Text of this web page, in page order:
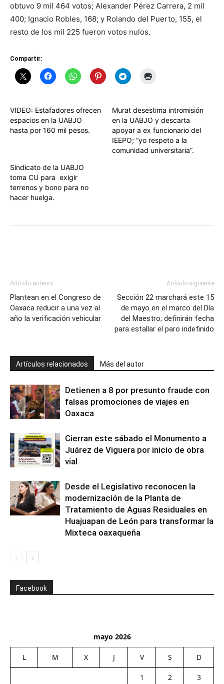
obtuvo 9 mil 464 votos; Alexander Pérez Carrera, 2 mil
400; Ignacio Robles, 168; y Rolando del Puerto, 155, el
resto de los mil 225 fueron votos nulos.
Compartir:
VIDEO: Estafadores ofrecen
espacios en la UABJO
hasta por 160 mil pesos.
Murat desestima intromisión
en la UABJO y descarta
apoyar a ex funcionario del
IEEPO; “yo respeto a la
comunidad universitaria”.
Sindicato de la UABJO
toma CU para exigir
terrenos y bono para no
hacer huelga.
Artículo anterior
Plantean en el Congreso de
Oaxaca reducir a una vez al
año la verificación vehicular
Artículo siguiente
Sección 22 marchará este 15
de mayo en el marco del Día
del Maestro; definirán fecha
para estallar el paro indefinido
Artículos relacionados Más del autor
Detienen a 8 por presunto fraude con
falsas promociones de viajes en
Oaxaca
Cierran este sábado el Monumento a
Juárez de Viguera por inicio de obra
vial
Desde el Legislativo reconocen la
modernización de la Planta de
Tratamiento de Aguas Residuales en
Huajuapan de León para transformar la
Mixteca oaxaqueña
Facebook
mayo 2026
L M X J V S D
1 2
3